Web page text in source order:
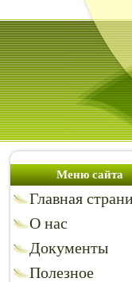
Меню сайта
Главная
О нас
Документы
Полезное